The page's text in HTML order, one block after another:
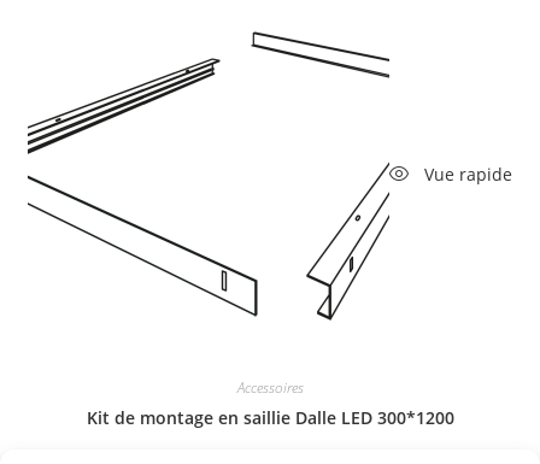
Vue rapide
Accessoires
Kit de montage en saillie Dalle LED 300*1200